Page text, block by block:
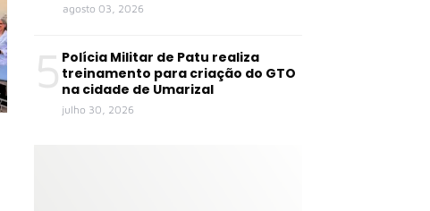
agosto 03, 2026
5 Polícia Militar de Patu realiza
treinamento para criação do GTO
na cidade de Umarizal
julho 30, 2026